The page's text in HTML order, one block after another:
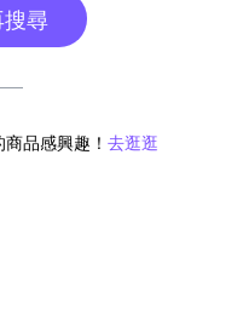
尋
品感興趣！ 去逛逛